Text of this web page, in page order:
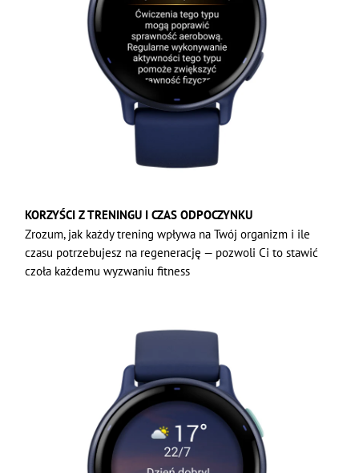
KORZYŚCI Z TRENINGU I CZAS ODPOCZYNKU
Zrozum, jak każdy trening wpływa na Twój organizm i ile
czasu potrzebujesz na regenerację — pozwoli Ci to stawić
czoła każdemu wyzwaniu fitness